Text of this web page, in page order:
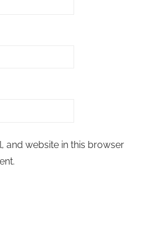
and website in this browser